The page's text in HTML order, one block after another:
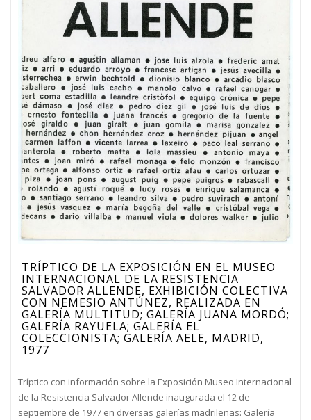
TRÍPTICO DE LA EXPOSICIÓN EN EL MUSEO
INTERNACIONAL DE LA RESISTENCIA
SALVADOR ALLENDE, EXHIBICIÓN COLECTIVA
CON NEMESIO ANTÚNEZ, REALIZADA EN
GALERÍA MULTITUD; GALERÍA JUANA MORDÓ;
GALERÍA RAYUELA; GALERÍA EL
COLECCIONISTA; GALERÍA AELE, MADRID,
1977
Tríptico con información sobre la Exposición Museo Internacional
de la Resistencia Salvador Allende inaugurada el 12 de
septiembre de 1977 en diversas galerías madrileñas: Galería